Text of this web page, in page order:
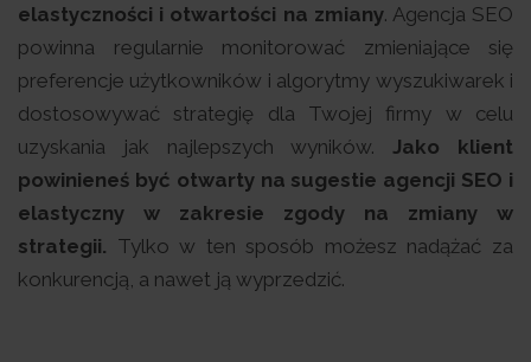
elastyczności i otwartości na zmiany. Agencja SEO
powinna regularnie monitorować zmieniające się
preferencje użytkowników i algorytmy wyszukiwarek i
dostosowywać strategię dla Twojej firmy w celu
uzyskania jak najlepszych wyników. Jako klient
powinieneś być otwarty na sugestie agencji SEO i
elastyczny w zakresie zgody na zmiany w
strategii. Tylko w ten sposób możesz nadążać za
konkurencją, a nawet ją wyprzedzić.